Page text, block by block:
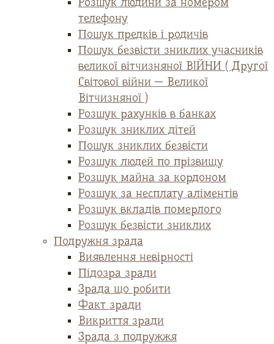
телефону
Пошук предків і родичів
Пошук безвісти зниклих учасників
великої вітчизняної ВІЙНИ ( Другої
Світової війни — Великої
Вітчизняної )
Розшук рахунків в банках
Розшук зниклих дітей
Пошук зниклих безвісти
Розшук людей по прізвищу
Розшук майна за кордоном
Розшук за несплату аліментів
Розшук вкладів померлого
Розшук безвісти зниклих
Подружня зрада
Виявлення невірності
Підозра зради
Зрада що робити
Факт зради
Викриття зради
Зрада з подружжя